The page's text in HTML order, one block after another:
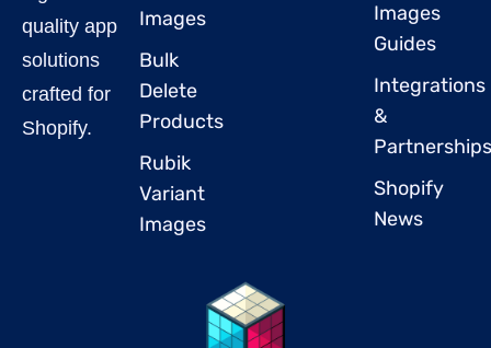
quality app
solutions
crafted for
Shopify.
Images
Bulk
Delete
Products
Rubik
Variant
Images
Images
Guides
Integrations
&
Partnerships
Shopify
News